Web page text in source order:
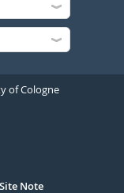
of Cologne
Site Note